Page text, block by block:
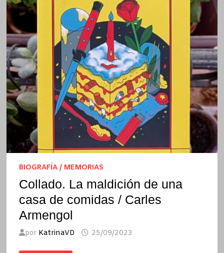
BIOGRAFÍA / MEMORIAS
Collado. La maldición de una
casa de comidas / Carles
Armengol
por KatrinaVD 25/09/2023